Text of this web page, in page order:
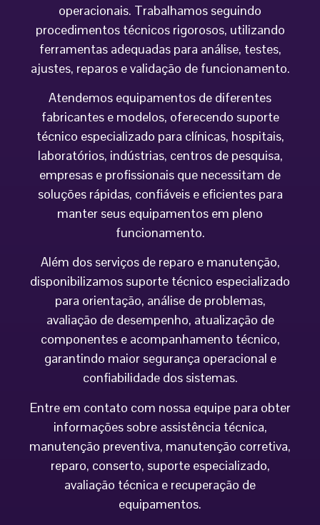
operacionais. Trabalhamos seguindo
procedimentos técnicos rigorosos, utilizando
ferramentas adequadas para análise, testes,
ajustes, reparos e validação de funcionamento.
Atendemos equipamentos de diferentes
fabricantes e modelos, oferecendo suporte
técnico especializado para clínicas, hospitais,
laboratórios, indústrias, centros de pesquisa,
empresas e profissionais que necessitam de
soluções rápidas, confiáveis e eficientes para
manter seus equipamentos em pleno
funcionamento.
Além dos serviços de reparo e manutenção,
disponibilizamos suporte técnico especializado
para orientação, análise de problemas,
avaliação de desempenho, atualização de
componentes e acompanhamento técnico,
garantindo maior segurança operacional e
confiabilidade dos sistemas.
Entre em contato com nossa equipe para obter
informações sobre assistência técnica,
manutenção preventiva, manutenção corretiva,
reparo, conserto, suporte especializado,
avaliação técnica e recuperação de
equipamentos.